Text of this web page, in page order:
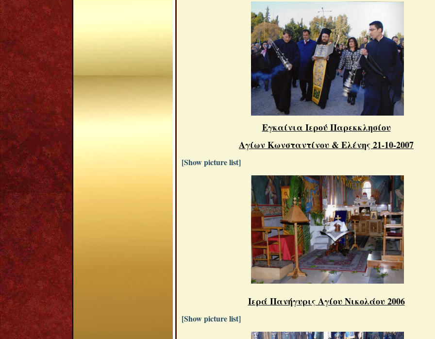
Εγκαίνια Ιερού Παρεκκλησίου
Αγίων Κωνσταντίνου & Ελένης 21-10-2007
[Show picture list]
Ιερά Πανήγυρις Αγίου Νικολάου 2006
[Show picture list]